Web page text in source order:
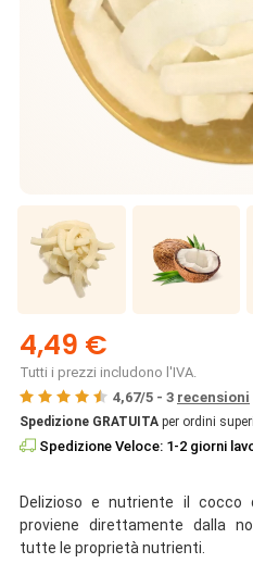
4,49 €
Tutti i prezzi includono l'IVA.
4,67/5 - 3 recensioni
Spedizione GRATUITA per ordini
Spedizione Veloce: 1-2 giorni
Delizioso e nutriente il cocco
proviene direttamente dalla
tutte le proprietà nutrienti.